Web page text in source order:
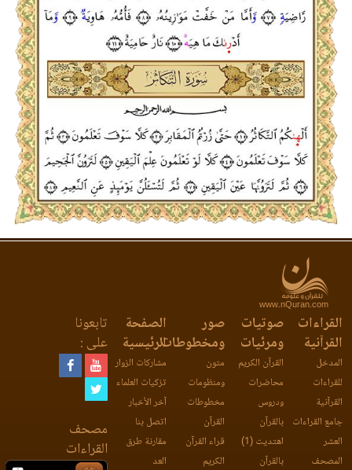
www.nQuran.com
القراءات
القرآنية
المدخل
للقراءات
القرآنية
جامع القراءات
العشر
المصحف
صوتيات
ومرئيات
القرآن الكريم
محاضرات
ودروس
بالقرآن
اهتديت (1)
بالقرآن
صور
ومخطوطات
متون
ومنظومات
مخطوطات
القرآن
قراء القرآن
الكريم
الصفحة
الرئيسية
مشاركات الزوار
تزكيات العلماء
آخر الأخبار
اتصل بنا
مقارنة طرق
العد
تابعونا
على :
مصحف
القراءات